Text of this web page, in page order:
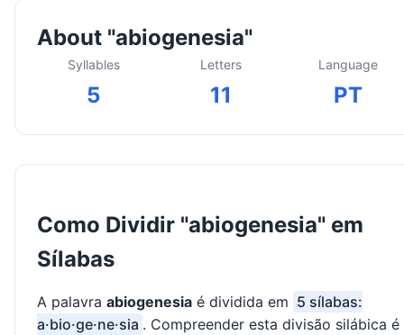
About "abiogenesia"
Syllables
5
Letters
11
Language
PT
Como Dividir "abiogenesia" em
Sílabas
A palavra abiogenesia é dividida em 5 sílabas:
a·bio·ge·ne·sia . Compreender esta divisão silábica é